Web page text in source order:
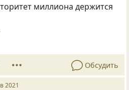
миллиона держится
Обсудить
2021